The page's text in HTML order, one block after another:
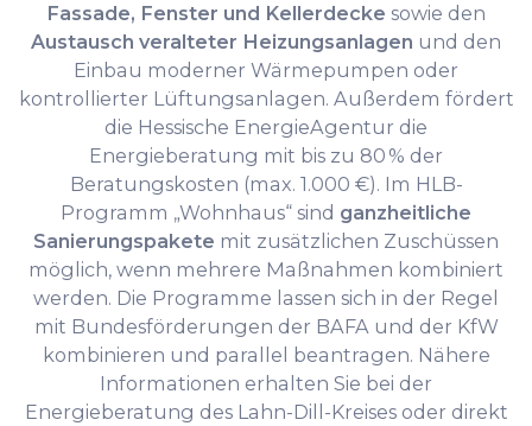
Fassade, Fenster und Kellerdecke sowie den
Austausch veralteter Heizungsanlagen und den
Einbau moderner Wärmepumpen oder
kontrollierter Lüftungsanlagen. Außerdem fördert
die Hessische EnergieAgentur die
Energieberatung mit bis zu 80 % der
Beratungskosten (max. 1.000 €). Im HLB-
Programm „Wohnhaus“ sind ganzheitliche
Sanierungspakete mit zusätzlichen Zuschüssen
möglich, wenn mehrere Maßnahmen kombiniert
werden. Die Programme lassen sich in der Regel
mit Bundesförderungen der BAFA und der KfW
kombinieren und parallel beantragen. Nähere
Informationen erhalten Sie bei der
Energieberatung des Lahn-Dill-Kreises oder direkt